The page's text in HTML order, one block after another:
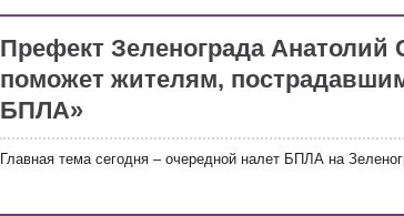
Префект Зеленограда Анатолий
поможет жителям,
БПЛА»
Главная тема сегодня – очередной налет БПЛА на